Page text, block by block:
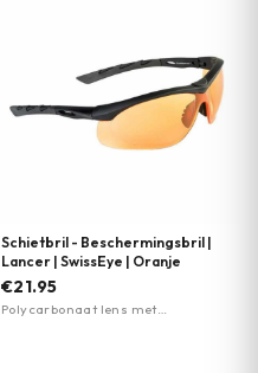
Schietbril - Beschermingsbril |
Lancer | SwissEye | Oranje
€21.95
Polycarbonaat lens met